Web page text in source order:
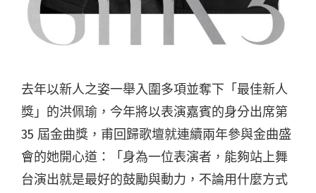
去年以新人之姿一舉入圍多項並奪下「最佳新人
獎」的洪佩瑜，今年將以表演嘉賓的身分出席第
35 屆金曲獎，甫回歸歌壇就連續兩年參與金曲盛
會的她開心道：「身為一位表演者，能夠站上舞
台演出就是最好的鼓勵與動力，不論用什麼方式